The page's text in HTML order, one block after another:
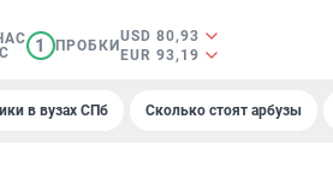
1 ПРОБКИ
USD 80,93
EUR 93,19
в вузах СПб Сколько стоят арбузы